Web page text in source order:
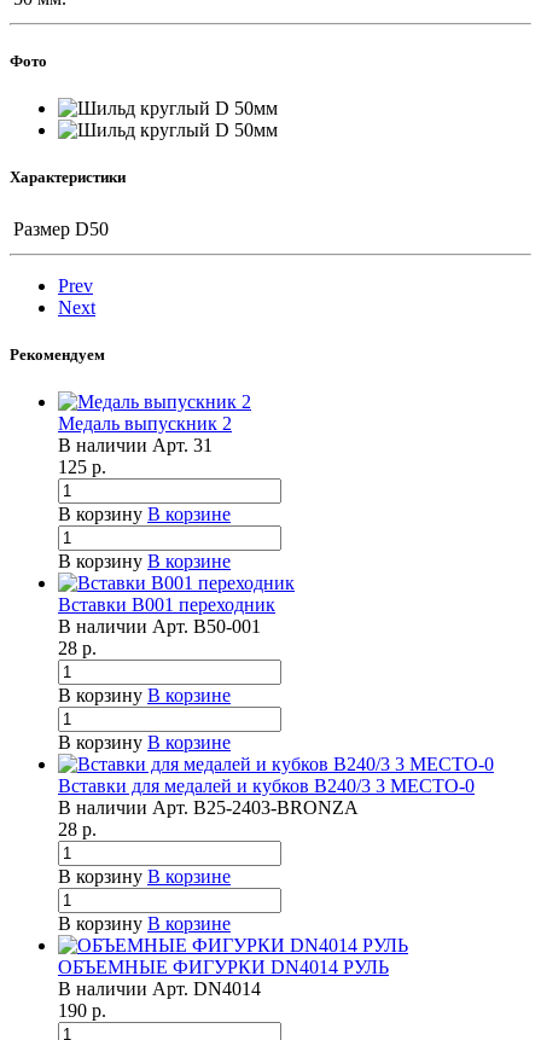
Фото
Характеристики
Размер D50
Prev
Next
Рекомендуем
Медаль выпускник 2
В наличии Арт. 31
125 р.
В корзину В корзине
В корзину В корзине
Вставки B001 переходник
В наличии Арт. B50-001
28 р.
В корзину В корзине
В корзину В корзине
Вставки для медалей и кубков B240/3 3 МЕСТО-0
В наличии Арт. B25-2403-BRONZA
28 р.
В корзину В корзине
В корзину В корзине
ОБЪЕМНЫЕ ФИГУРКИ DN4014 РУЛЬ
В наличии Арт. DN4014
190 р.